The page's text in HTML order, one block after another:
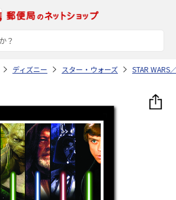
ディズニー スター・ウォーズ STAR WARS